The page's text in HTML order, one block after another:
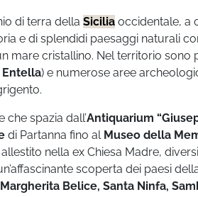
di terra della Sicilia occidentale, a
e di splendidi paesaggi naturali
mare cristallino. Nel territorio sono
Entella) e numerose aree
spazia dall’Antiquarium
di Partanna fino al Museo della
allestito nella ex Chiesa Madre,
scoperta dei paesi
Margherita Belice, Santa Ninfa,